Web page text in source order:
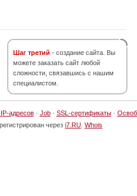
Шаг третий - создание сайта. Вы
можете заказать сайт любой
сложности, связавшись с нашим
специалистом.
адресов· Job· SSL-сертификаты·
через i7.RU Whois